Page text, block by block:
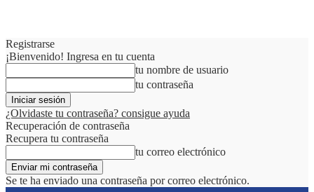
Registrarse
¡Bienvenido! Ingresa en tu cuenta
tu nombre de usuario
tu contraseña
¿Olvidaste tu contraseña? consigue ayuda
Recuperación de contraseña
Recupera tu contraseña
tu correo electrónico
Se te ha enviado una contraseña por correo electrónico.